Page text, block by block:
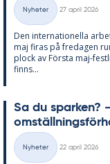
Kategorier
Nyheter
27 april 2026
Den in­ter­na­tio­nel­la
maj fi­ras på fre­da­gen
plock av Förs­ta maj-
fin­ns...
Sa du spar­ken?
Kategorier
Nyheter
22 april 2026